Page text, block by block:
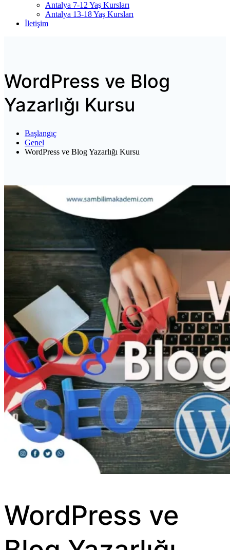
Antalya 7-12 Yaş Kursları
Antalya 13-18 Yaş Kursları
İletişim
WordPress ve Blog
Yazarlığı Kursu
Başlangıç
Genel
WordPress ve Blog Yazarlığı Kursu
WordPress ve